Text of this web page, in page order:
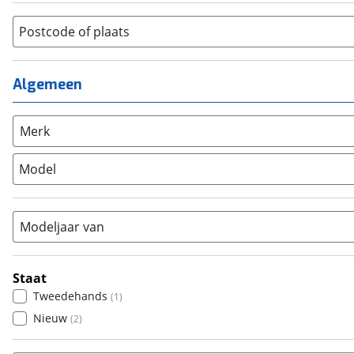
Jeugdfiets (0)
Kinderfiets (0)
Ligfiets (0)
Mountainbike
Overig (0)
Racefiets
Stadsfiets (0)
Tandem
Vouwfiets (0)
Jongens
Lage instap (0)
Meisjes
Postcode of plaats
Algemeen
Merk
Model
Modeljaar van
Staat
Tweedehands (1)
Nieuw (2)